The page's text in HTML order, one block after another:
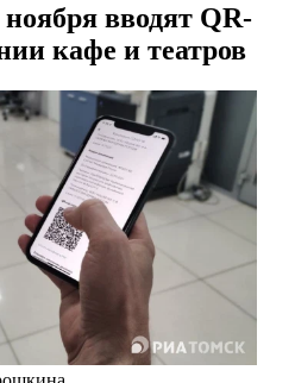
вводят QR-
кафе и театров